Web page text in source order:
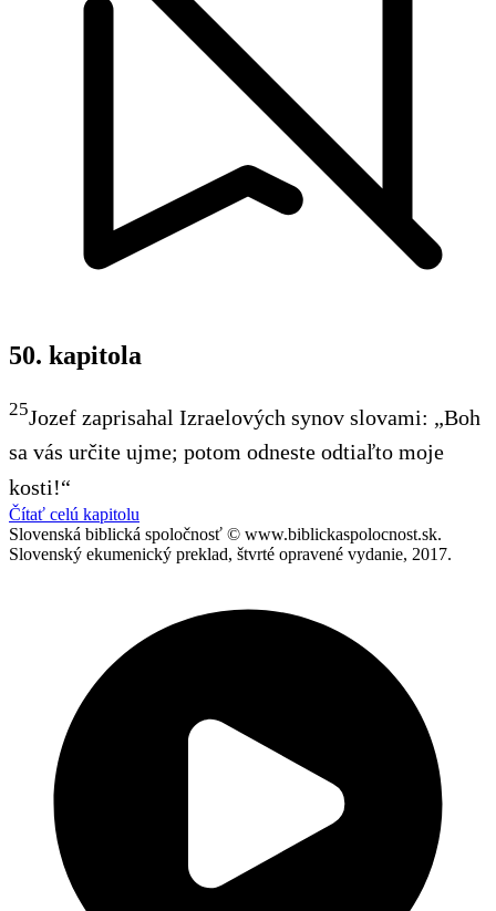
50. kapitola
25Jozef zaprisahal Izraelových synov slovami: „Boh
sa vás určite ujme; potom odneste odtiaľto moje
kosti!“
Čítať celú kapitolu
Slovenská biblická spoločnosť © www.biblickaspolocnost.sk.
Slovenský ekumenický preklad, štvrté opravené vydanie, 2017.